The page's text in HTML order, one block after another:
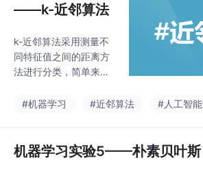
——k-近邻算法
k-近邻算法采用测量不
同特征值之间的距离方
法进行分类，简单来说
个与预测对象距离最近
果。在模型的训练过程
中，k值对训练的结果有
#机器学习 #近邻算法 #人工智能
机器学习实验5——朴素贝叶斯